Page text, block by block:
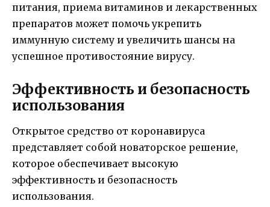
питания, приема витаминов и лекарственных
препаратов может помочь укрепить
иммунную систему и увеличить шансы на
успешное противостояние вирусу.
Эффективность и безопасность
использования
Открытое средство от коронавируса
представляет собой новаторское решение,
которое обеспечивает высокую
эффективность и безопасность
использования.